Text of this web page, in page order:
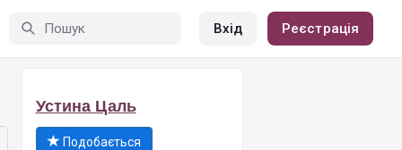
Вхід Реєстрація
Устина Цаль
Подобається